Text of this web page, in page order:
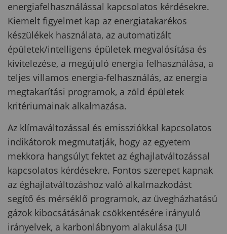
energiafelhasználással kapcsolatos kérdésekre.
Kiemelt figyelmet kap az energiatakarékos
készülékek használata, az automatizált
épületek/intelligens épületek megvalósítása és
kivitelezése, a megújuló energia felhasználása, a
teljes villamos energia-felhasználás, az energia
megtakarítási programok, a zöld épületek
kritériumainak alkalmazása.
Az klímaváltozással és emissziókkal kapcsolatos
indikátorok megmutatják, hogy az egyetem
mekkora hangsúlyt fektet az éghajlatváltozással
kapcsolatos kérdésekre. Fontos szerepet kapnak
az éghajlatváltozáshoz való alkalmazkodást
segítő és mérséklő programok, az üvegházhatású
gázok kibocsátásának csökkentésére irányuló
irányelvek, a karbonlábnyom alakulása (UI